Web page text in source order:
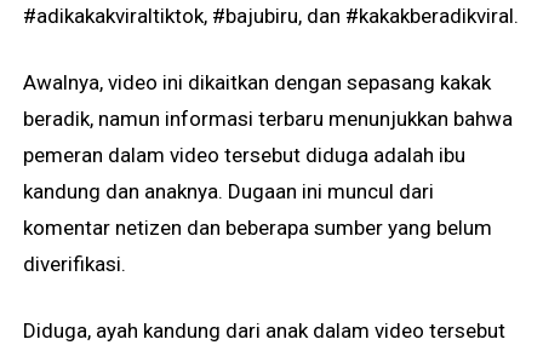
#adikakakviraltiktok, #bajubiru, dan #kakakberadikviral.
Awalnya, video ini dikaitkan dengan sepasang kakak
beradik, namun informasi terbaru menunjukkan bahwa
pemeran dalam video tersebut diduga adalah ibu
kandung dan anaknya. Dugaan ini muncul dari
komentar netizen dan beberapa sumber yang belum
diverifikasi.
Diduga, ayah kandung dari anak dalam video tersebut